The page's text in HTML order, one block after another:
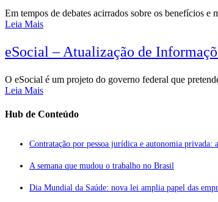
Em tempos de debates acirrados sobre os benefícios
Leia Mais
eSocial – Atualização de
O eSocial é um projeto do governo federal que
Leia Mais
Hub de Conteúdo
Contratação por pessoa jurídica e autonomia privada:
A semana que mudou o trabalho no Brasil
Dia Mundial da Saúde: nova lei amplia papel das